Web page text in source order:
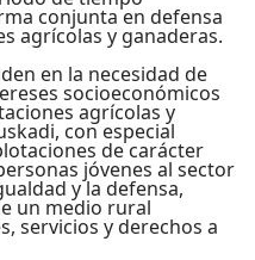
conjunta en defensa
agrícolas y ganaderas.
en la necesidad de
socioeconómicos
agrícolas y
con especial
de carácter
jóvenes al sector
y la defensa,
un medio rural
servicios y derechos a